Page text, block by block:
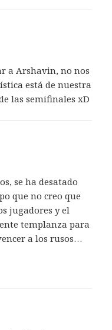
a Arshavin, no nos
está de nuestra
las semifinales xD
se ha desatado
que no creo que
jugadores y el
templanza para
a los rusos…